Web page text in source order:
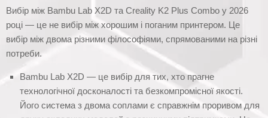
Вибір між Bambu Lab X2D та Creality K2 Plus Combo у 2026
році — це не вибір між хорошим і поганим принтером. Це
вибір між двома різними філософіями, спрямованими на різні
потреби.
Bambu Lab X2D — це вибір для тих, хто прагне
технологічної досконалості та безкомпромісної якості.
Його система з двома соплами є справжнім проривом для